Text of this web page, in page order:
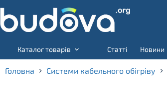
to
content
Каталог товарів
Статті Новини
Головна Системи кабельного обігріву